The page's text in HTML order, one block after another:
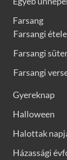
Farsang
Farsangi
Farsangi
Farsangi
Gyereknap
Halloween
Halottak
Házassági